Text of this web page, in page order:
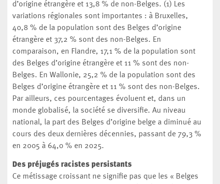
d’origine étrangère et 13,8 % de non-Belges. (1) Les
variations régionales sont importantes : à Bruxelles,
40,8 % de la population sont des Belges d’origine
étrangère et 37,2 % sont des non-Belges. En
comparaison, en Flandre, 17,1 % de la population sont
des Belges d’origine étrangère et 11 % sont des non-
Belges. En Wallonie, 25,2 % de la population sont des
Belges d’origine étrangère et 11 % sont des non-Belges.
Par ailleurs, ces pourcentages évoluent et, dans un
monde globalisé, la société se diversifie. Au niveau
national, la part des Belges d’origine belge a diminué au
cours des deux dernières décennies, passant de 79,3 %
en 2005 à 64,0 % en 2025.
Des préjugés racistes persistants
Ce métissage croissant ne signifie pas que les « Belges